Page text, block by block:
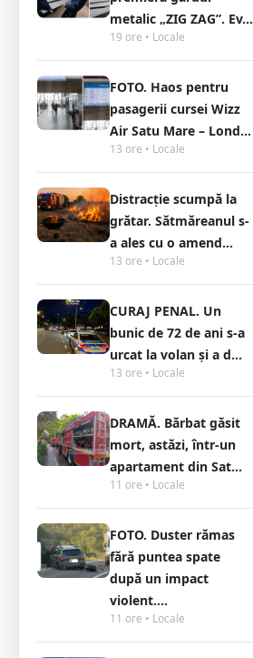
metalic „ZIG ZAG”. Ev...
19 ore • Locale
FOTO. Haos pentru
pasagerii cursei Wizz
Air Satu Mare – Lond...
13 ore • Locale
Distracție scumpă la
grătar. Sătmăreanul s-
a ales cu o amend...
13 ore • Locale
CURAJ PENAL. Un
bunic de 72 de ani s-a
urcat la volan și a d...
13 ore • Locale
DRAMĂ. Bărbat găsit
mort, astăzi, într-un
apartament din Sat...
11 ore • Locale
FOTO. Duster rămas
fără puntea spate
după un impact
violent....
11 ore • Locale